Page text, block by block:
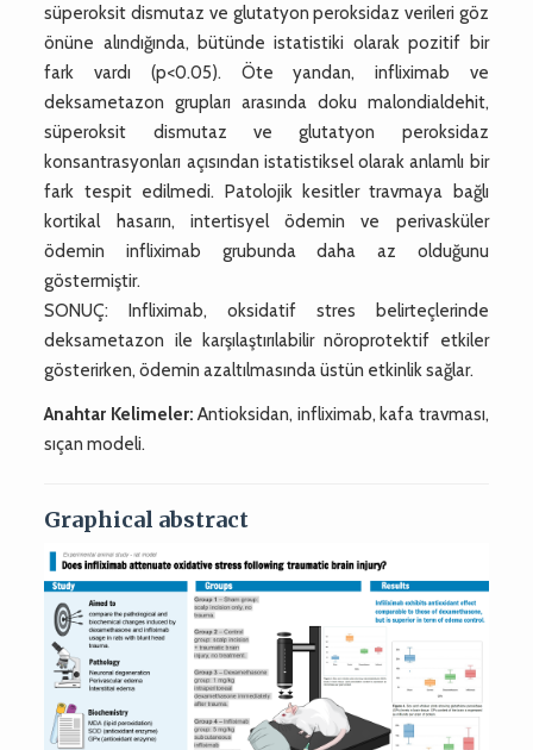
süperoksit dismutaz ve glutatyon peroksidaz verileri göz
önüne alındığında, bütünde istatistiki olarak pozitif bir
fark vardı (p<0.05). Öte yandan, infliximab ve
deksametazon grupları arasında doku malondialdehit,
süperoksit dismutaz ve glutatyon peroksidaz
konsantrasyonları açısından istatistiksel olarak anlamlı bir
fark tespit edilmedi. Patolojik kesitler travmaya bağlı
kortikal hasarın, intertisyel ödemin ve perivasküler
ödemin infliximab grubunda daha az olduğunu
göstermiştir.
SONUÇ: Infliximab, oksidatif stres belirteçlerinde
deksametazon ile karşılaştırılabilir nöroprotektif etkiler
gösterirken, ödemin azaltılmasında üstün etkinlik sağlar.
Anahtar Kelimeler: Antioksidan, infliximab, kafa travması,
sıçan modeli.
Graphical abstract